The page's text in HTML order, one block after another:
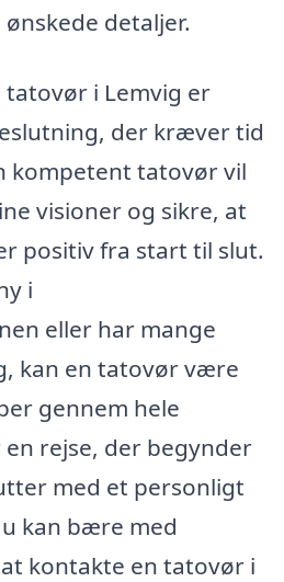
detaljer.
i Lemvig er
der kræver tid
kompetent tatovør vil
visioner og sikre, at
positiv fra start til slut.
i
eller har mange
kan en tatovør være
gennem hele
rejse, der begynder
med et personligt
kan bære med
kontakte en tatovør i